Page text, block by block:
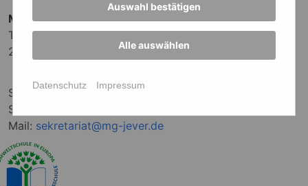
Mariengymnasium Jever
Terrasse 3
26441 Jever
Sekretariat:04461 - 9313-0
Sekretariat Oberstufe:
Mail: sekretariat@mg-jever.de
Auswahl bestätigen
Alle auswählen
Datenschutz Impressum